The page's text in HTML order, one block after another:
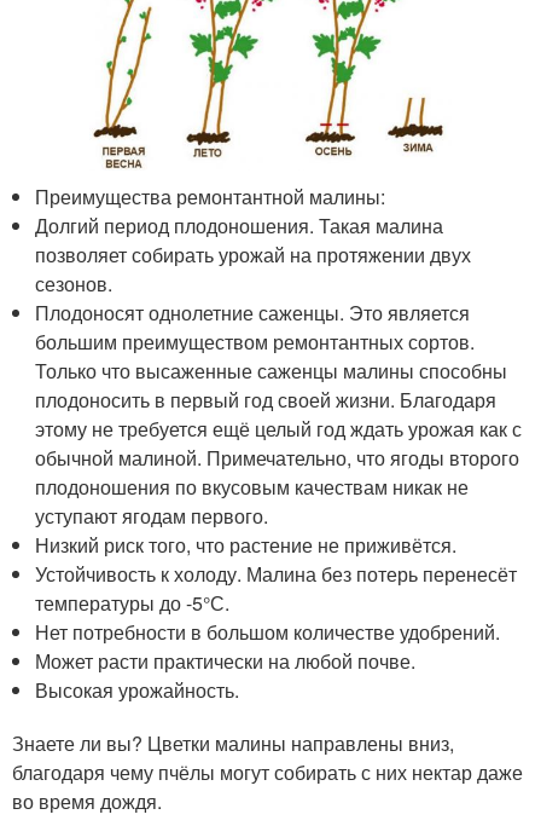
Преимущества ремонтантной малины:
Долгий период плодоношения. Такая малина
позволяет собирать урожай на протяжении двух
сезонов.
Плодоносят однолетние саженцы. Это является
большим преимуществом ремонтантных сортов.
Только что высаженные саженцы малины способны
плодоносить в первый год своей жизни. Благодаря
этому не требуется ещё целый год ждать урожая как с
обычной малиной. Примечательно, что ягоды второго
плодоношения по вкусовым качествам никак не
уступают ягодам первого.
Низкий риск того, что растение не приживётся.
Устойчивость к холоду. Малина без потерь перенесёт
температуры до -5°С.
Нет потребности в большом количестве удобрений.
Может расти практически на любой почве.
Высокая урожайность.
Знаете ли вы? Цветки малины направлены вниз,
благодаря чему пчёлы могут собирать с них нектар даже
во время дождя.